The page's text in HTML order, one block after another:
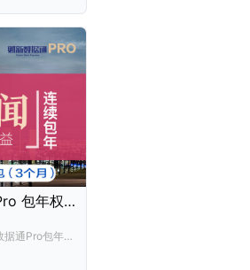
金融我闻升级版（含数据通Pro 包年权益）
产品全新升级，原有权益基础上增加数据通Pro包年权益。投资家的数据导航仪，自动续费产品。